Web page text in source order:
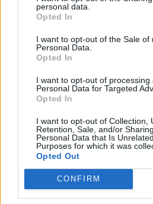
personal data.
Opted In
I want to opt-out of the Sale of
Personal Data.
Opted In
I want to opt-out of processing
Personal Data for Targeted
Opted In
I want to opt-out of Collection,
Retention, Sale, and/or
Personal Data that Is
Purposes for which it was
Opted Out
CONFIRM
Παύλος Μαρινάκης: «Η
κράτος δικαίoυ»
8 Αυγούστου 2026 00:18